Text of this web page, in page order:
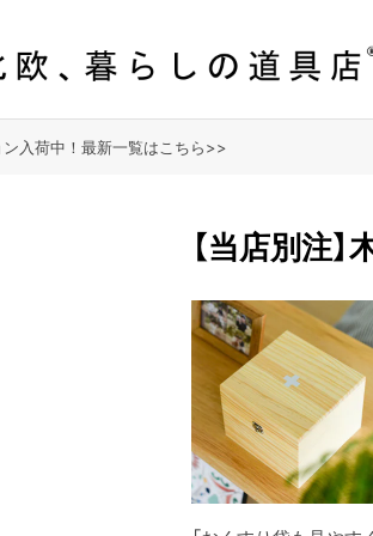
入荷中！最新一覧はこちら>>
【当店別注